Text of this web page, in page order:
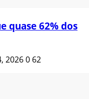
quase 62% dos
20260 62